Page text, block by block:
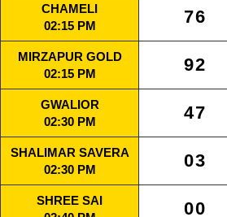
CHAMELI
02:15 PM
76
MIRZAPUR GOLD
02:15 PM
92
GWALIOR
02:30 PM
47
SHALIMAR SAVERA
02:30 PM
03
SHREE SAI
00